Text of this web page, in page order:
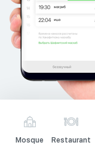
Mosque Restaurant